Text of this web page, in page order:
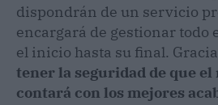
dispondrán de un servicio
encargará de gestionar todo
el inicio hasta su final.
tener la seguridad de que
contará con los mejores